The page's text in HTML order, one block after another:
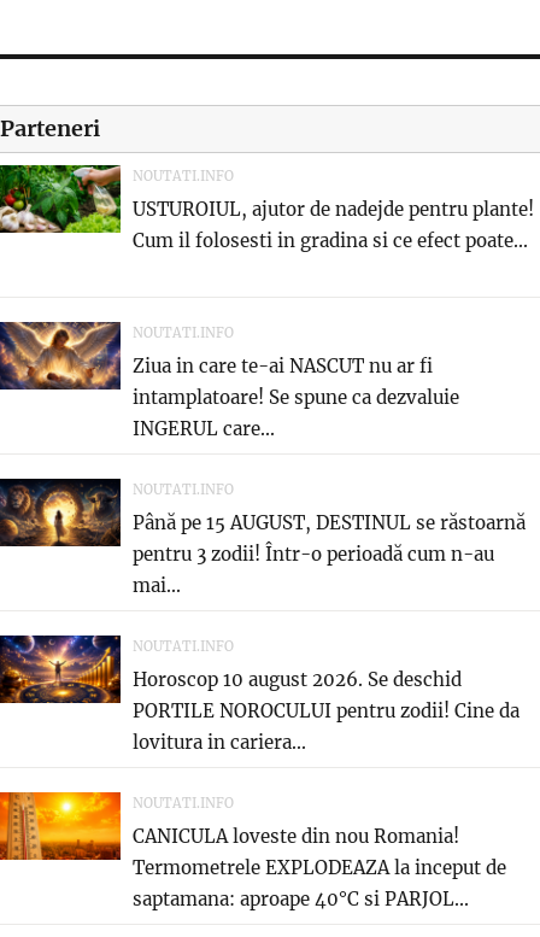
Parteneri
NOUTATI.INFO
USTUROIUL, ajutor de nadejde pentru plante!
Cum il folosesti in gradina si ce efect poate...
NOUTATI.INFO
Ziua in care te-ai NASCUT nu ar fi
intamplatoare! Se spune ca dezvaluie
INGERUL care...
NOUTATI.INFO
Până pe 15 AUGUST, DESTINUL se răstoarnă
pentru 3 zodii! Într-o perioadă cum n-au
mai...
NOUTATI.INFO
Horoscop 10 august 2026. Se deschid
PORTILE NOROCULUI pentru zodii! Cine da
lovitura in cariera...
NOUTATI.INFO
CANICULA loveste din nou Romania!
Termometrele EXPLODEAZA la inceput de
saptamana: aproape 40°C si PARJOL...